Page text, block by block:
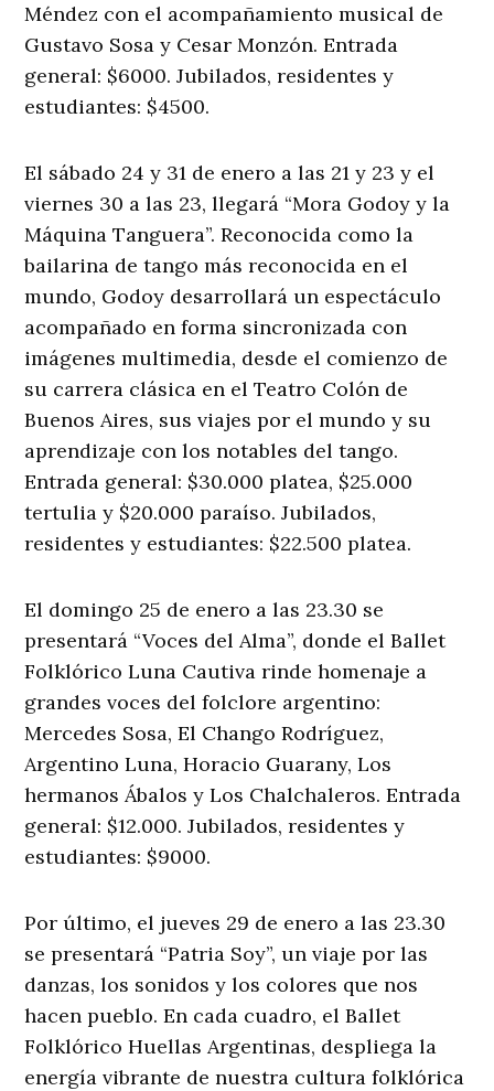
Méndez con el acompañamiento musical de
Gustavo Sosa y Cesar Monzón. Entrada
general: $6000. Jubilados, residentes y
estudiantes: $4500.
El sábado 24 y 31 de enero a las 21 y 23 y el
viernes 30 a las 23, llegará “Mora Godoy y la
Máquina Tanguera”. Reconocida como la
bailarina de tango más reconocida en el
mundo, Godoy desarrollará un espectáculo
acompañado en forma sincronizada con
imágenes multimedia, desde el comienzo de
su carrera clásica en el Teatro Colón de
Buenos Aires, sus viajes por el mundo y su
aprendizaje con los notables del tango.
Entrada general: $30.000 platea, $25.000
tertulia y $20.000 paraíso. Jubilados,
residentes y estudiantes: $22.500 platea.
El domingo 25 de enero a las 23.30 se
presentará “Voces del Alma”, donde el Ballet
Folklórico Luna Cautiva rinde homenaje a
grandes voces del folclore argentino:
Mercedes Sosa, El Chango Rodríguez,
Argentino Luna, Horacio Guarany, Los
hermanos Ábalos y Los Chalchaleros. Entrada
general: $12.000. Jubilados, residentes y
estudiantes: $9000.
Por último, el jueves 29 de enero a las 23.30
se presentará “Patria Soy”, un viaje por las
danzas, los sonidos y los colores que nos
hacen pueblo. En cada cuadro, el Ballet
Folklórico Huellas Argentinas, despliega la
energía vibrante de nuestra cultura folklórica